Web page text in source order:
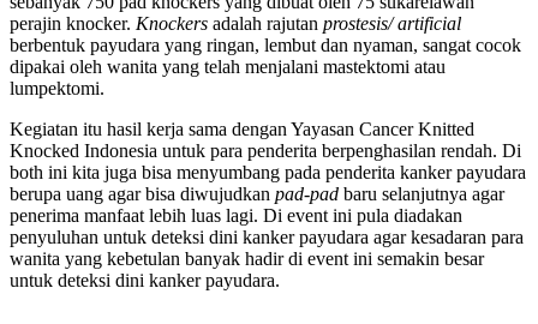
perajin knocker. Knockers adalah rajutan prostesis/ artificial
berbentuk payudara yang ringan, lembut dan nyaman, sangat cocok
dipakai oleh wanita yang telah menjalani mastektomi atau
lumpektomi.
Kegiatan itu hasil kerja sama dengan Yayasan Cancer Knitted
Knocked Indonesia untuk para penderita berpenghasilan rendah. Di
both ini kita juga bisa menyumbang pada penderita kanker payudara
berupa uang agar bisa diwujudkan pad-pad baru selanjutnya agar
penerima manfaat lebih luas lagi. Di event ini pula diadakan
penyuluhan untuk deteksi dini kanker payudara agar kesadaran para
wanita yang kebetulan banyak hadir di event ini semakin besar
untuk deteksi dini kanker payudara.